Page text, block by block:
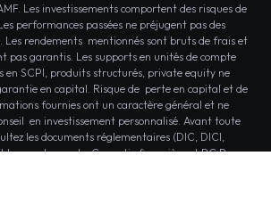
Les investissements comportent des risques de
performances passées ne préjugent pas des
Les rendements mentionnés sont bruts de frais et
pas garantis. Les supports en unités de compte
en SCPI, produits structurés, private equity ne
en capital. Risque de perte en capital et de
fournies ont un caractère général et ne
en investissement personnalisé. Avant toute
les documents réglementaires (DIC, DICI,
sur demande. Garantie financière et RC Pro